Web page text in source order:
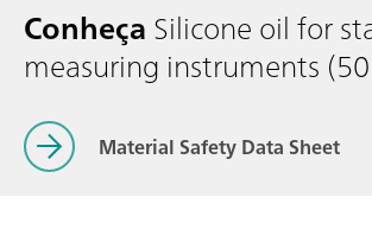
ConheçaSilicone oil for
measuring instruments
Material Safety Data Sheet